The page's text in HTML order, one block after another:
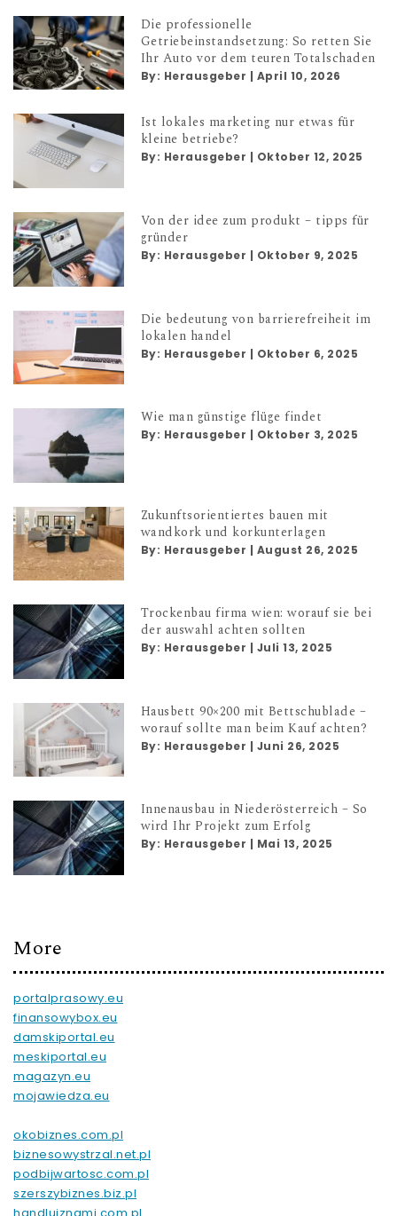
Die professionelle
Getriebeinstandsetzung: So retten Sie
Ihr Auto vor dem teuren Totalschaden
By: Herausgeber | April 10, 2026
Ist lokales marketing nur etwas für
kleine betriebe?
By: Herausgeber | Oktober 12, 2025
Von der idee zum produkt – tipps für
gründer
By: Herausgeber | Oktober 9, 2025
Die bedeutung von barrierefreiheit im
lokalen handel
By: Herausgeber | Oktober 6, 2025
Wie man günstige flüge findet
By: Herausgeber | Oktober 3, 2025
Zukunftsorientiertes bauen mit
wandkork und korkunterlagen
By: Herausgeber | August 26, 2025
Trockenbau firma wien: worauf sie bei
der auswahl achten sollten
By: Herausgeber | Juli 13, 2025
Hausbett 90×200 mit Bettschublade –
worauf sollte man beim Kauf achten?
By: Herausgeber | Juni 26, 2025
Innenausbau in Niederösterreich – So
wird Ihr Projekt zum Erfolg
By: Herausgeber Mai 13, 2025
More
portalprasowy.eu
finansowybox.eu
damskiportal.eu
meskiportal.eu
magazyn.eu
mojawiedza.eu
okobiznes.com.pl
biznesowystrzal.net.pl
podbijwartosc.com.pl
szerszybiznes.biz.pl
handlujznami.com.pl